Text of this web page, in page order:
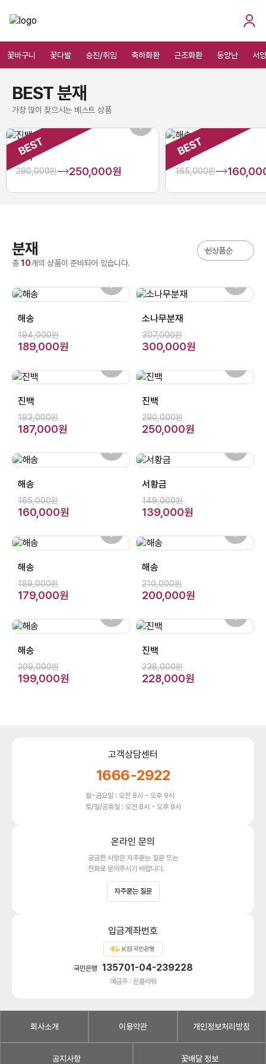
꽃바구니 꽃다발 승진/취임 축하화환 근조화환 동양난 서
BEST 분재
가장 많이 찾으시는 베스트 상품
진백
290,000원 250,000원
해송
165,000원
분재
총10개의 상품이 준비되어 있습니다.
해송
194,000원
189,000원
소나무분재
307,000원
300,000원
진백
193,000원
187,000원
진백
290,000원
250,000원
해송
165,000원
160,000원
서황금
149,000원
139,000원
해송
189,000원
179,000원
해송
210,000원
200,000원
해송
209,000원
199,000원
진백
238,000원
228,000원
고객상담센터
1666-2922
월~금요일 : 오전 8시 - 오후 9시
토/일/공휴일 : 오전 8시 - 오후 9시
온라인 문의
궁금한 사항은 자주묻는 질문 또는
전화로 문의주시기 바랍니다.
자주묻는 질문
입금계좌번호
국민은행 135701-04-239228
예금주 : 은플라워
회사소개 이용약관 개인정보처리방침
공지사항 꽃배달 정보